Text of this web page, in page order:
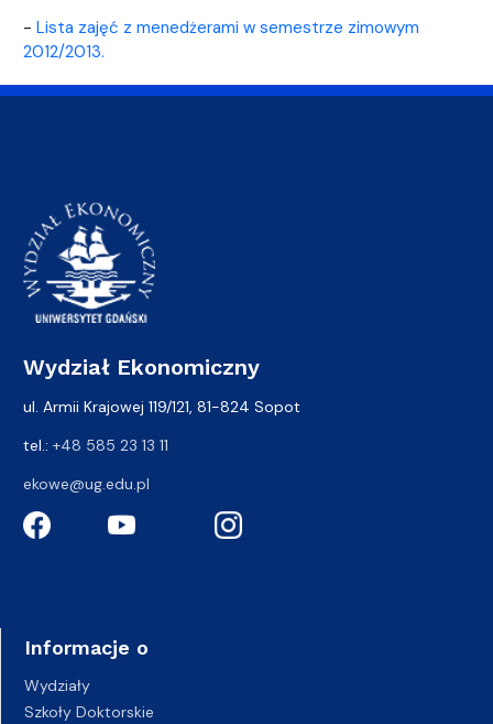
- Lista zajęć z menedżerami w semestrze zimowym
2012/2013.
Wydział Ekonomiczny
ul. Armii Krajowej 119/121, 81-824 Sopot
tel.: +48 585 23 13 11
ekowe@ug.edu.pl
Informacje o
Wydziały
Szkoły Doktorskie